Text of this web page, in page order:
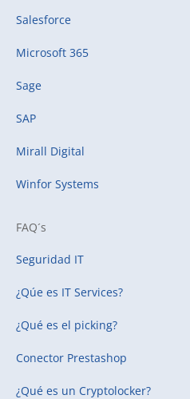
Salesforce
Microsoft 365
Sage
SAP
Mirall Digital
Winfor Systems
FAQ´s
Seguridad IT
¿Qúe es IT Services?
¿Qué es el picking?
Conector Prestashop
¿Qué es un Cryptolocker?